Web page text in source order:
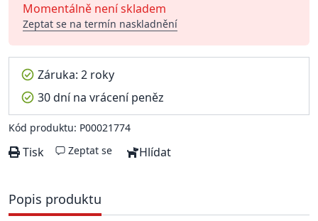
Momentálně není skladem
Zeptat se na termín naskladnění
Záruka: 2 roky
30 dní na vrácení peněz
Kód produktu: P00021774
Tisk Zeptat se Hlídat
Popis produktu